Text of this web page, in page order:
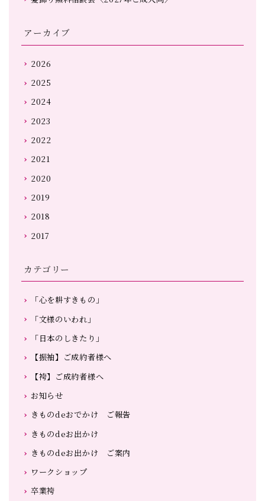
アーカイブ
2026
2025
2024
2023
2022
2021
2020
2019
2018
2017
カテゴリー
「心を耕すきもの」
「文様のいわれ」
「日本のしきたり」
【振袖】ご成約者様へ
【袴】ご成約者様へ
お知らせ
きものdeおでかけ ご報告
きものdeお出かけ
きものdeお出かけ ご案内
ワークショップ
卒業袴